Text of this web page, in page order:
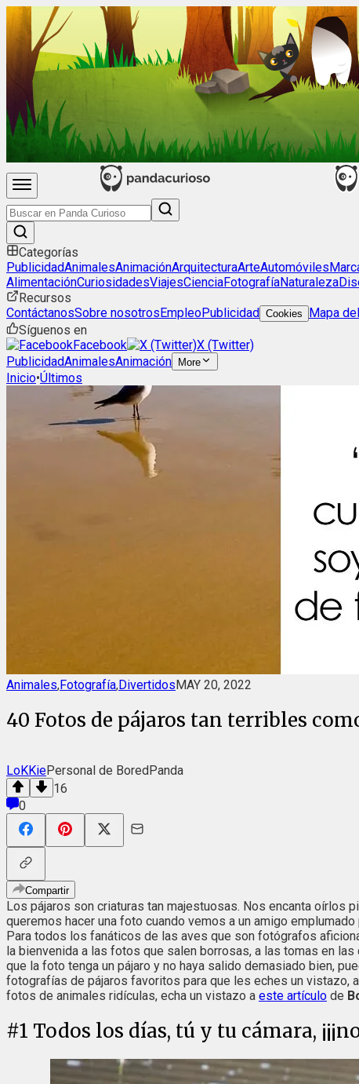
Categorías
PublicidadAnimalesAnimaciónArquitecturaArteAutomóviles
AlimentaciónCuriosidadesViajesCienciaFotografíaNaturaleza
Recursos
ContáctanosSobre nosotrosEmpleoPublicidad Cookies Mapa
Síguenos en
Facebook
X (Twitter)
PublicidadAnimalesAnimación More
Inicio•Últimos
Animales,Fotografía,DivertidosMAY 20, 2022
40 Fotos de pájaros tan terribles
LoKKiePersonal de BoredPanda
16
0
Compartir
Los pájaros son criaturas tan majestuosas. Nos encanta oírlos
queremos hacer una foto cuando vemos a un amigo
Para todos los fanáticos de las aves que son fotógrafos
la bienvenida a las fotos que salen borrosas, a las tomas en
que la foto tenga un pájaro y no haya salido demasiado bien,
fotografías de pájaros favoritos para que les eches un vistazo,
fotos de animales ridículas, echa un vistazo a este artículo de
#1 Todos los días, tú y tu cámara,